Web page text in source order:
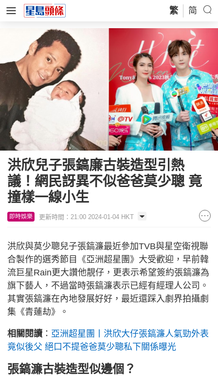
繁 简
洪欣兒子張鎬廉古裝造型引熱
議！網民訝異不似爸爸莫少聰 竟
撞樣一線小生
即時娛樂 更新時間：21:00 2024-01-04 HKT
洪欣與莫少聰兒子張鎬濂最近參加TVB與星空衛視聯
合製作的選秀節目《亞洲超星團》大受歡迎，早前韓
流巨星Rain更大讚他靚仔，更表示希望簽約張鎬濂為
旗下藝人，不過當時張鎬濂表示已經有經理人公司。
其實張鎬濂在內地發展好好，最近還踩入劇界拍攝劇
集《青蓮劫》。
相關閱讀 ： 亞洲超星團丨洪欣大仔張鎬濂人氣勁外表
竟似後父 絕口不提爸爸莫少聰私下關係曝光
張鎬濂古裝造型似邊個？